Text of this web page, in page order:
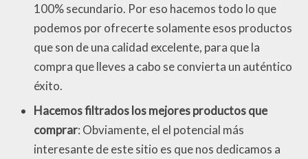
100% secundario. Por eso hacemos todo lo que
podemos por ofrecerte solamente esos productos
que son de una calidad excelente, para que la
compra que lleves a cabo se convierta un auténtico
éxito.
Hacemos filtrados los mejores productos que
comprar: Obviamente, el el potencial más
interesante de este sitio es que nos dedicamos a